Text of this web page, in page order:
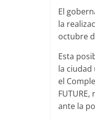
El
la
octubre
Esta
la
el
ante la